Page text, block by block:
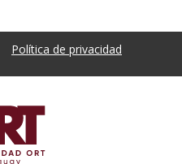
Política de privacidad